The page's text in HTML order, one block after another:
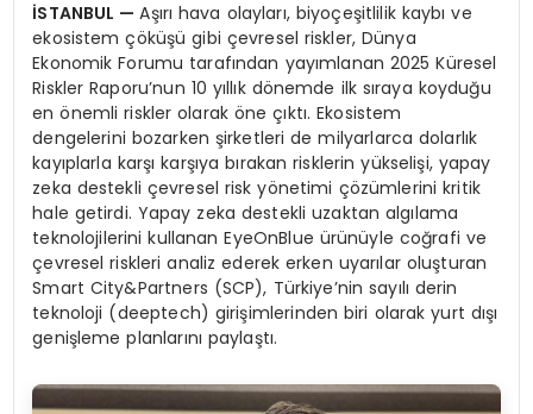
İSTANBUL —Aşırı hava olayları, biyoçeşitlilik kaybı ve
ekosistem çöküşü gibi çevresel riskler, Dünya
Ekonomik Forumu tarafından yayımlanan 2025 Küresel
Riskler Raporu’nun 10 yıllık dönemde ilk sıraya koyduğu
en önemli riskler olarak öne çıktı. Ekosistem
dengelerini bozarken şirketleri de milyarlarca dolarlık
kayıplarla karşı karşıya bırakan risklerin yükselişi, yapay
zeka destekli çevresel risk yönetimi çözümlerini kritik
hale getirdi. Yapay zeka destekli uzaktan algılama
teknolojilerini kullanan EyeOnBlue ürünüyle coğrafi ve
çevresel riskleri analiz ederek erken uyarılar oluşturan
Smart City&Partners (SCP), Türkiye’nin sayılı derin
teknoloji (deeptech) girişimlerinden biri olarak yurt dışı
genişleme planlarını paylaştı.